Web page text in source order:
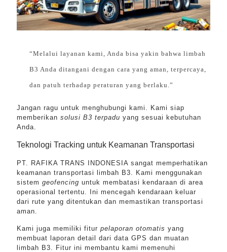
“Melalui layanan kami, Anda bisa yakin bahwa limbah
B3 Anda ditangani dengan cara yang aman, terpercaya,
dan patuh terhadap peraturan yang berlaku.”
Jangan ragu untuk menghubungi kami. Kami siap
memberikan solusi B3 terpadu yang sesuai kebutuhan
Anda.
Teknologi Tracking untuk Keamanan Transportasi
PT. RAFIKA TRANS INDONESIA sangat memperhatikan
keamanan transportasi limbah B3. Kami menggunakan
sistem geofencing untuk membatasi kendaraan di area
operasional tertentu. Ini mencegah kendaraan keluar
dari rute yang ditentukan dan memastikan transportasi
aman.
Kami juga memiliki fitur pelaporan otomatis yang
membuat laporan detail dari data GPS dan muatan
limbah B3. Fitur ini membantu kami memenuhi